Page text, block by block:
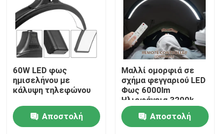
Σπίτι
Προϊόντα
60W LED φως
ημισελήνου με
κάλυψη τηλεφώνου
Αποστολή
Μαλλί ομορφιά σε
σχήμα φεγγαριού LED
Φως 6000lm
Ηλιοφάνεια 3200k
6500k
Αποστολή